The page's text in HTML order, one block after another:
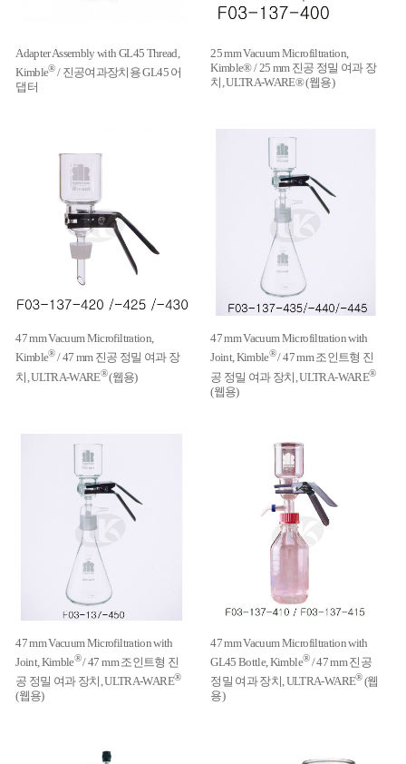
Adapter Assembly with GL45 Thread,
Kimble®/ 진공여과장치용 GL45 어
댑터
25 mm Vacuum Microfiltration,
Kimble® / 25 mm 진공 정밀 여과 장
치, ULTRA-WARE® (웹용)
47 mm Vacuum Microfiltration,
Kimble®/ 47 mm 진공 정밀 여과 장
치, ULTRA-WARE®(웹용)
47 mm Vacuum Microfiltration with
Joint, Kimble®/ 47 mm 조인트형 진
공 정밀 여과 장치, ULTRA-WARE®
(웹용)
47 mm Vacuum Microfiltration with
Joint, Kimble®/ 47 mm 조인트형 진
공 정밀 여과 장치, ULTRA-WARE®
(웹용)
47 mm Vacuum Microfiltration with
GL45 Bottle, Kimble®/ 47 mm 진공
정밀 여과 장치, ULTRA-WARE®(웹
용)